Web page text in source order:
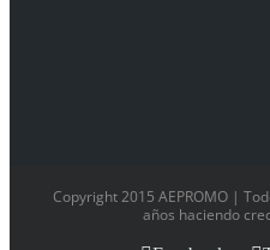
Copyright 2015 AEPROMO |
años haciendo